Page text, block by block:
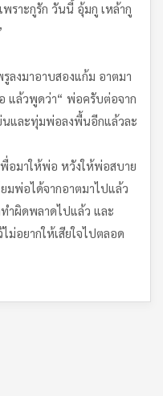
ราะกูรัก วันนี้ อุ้มกู เหล้ากู
กูลงพื้นทำไม”
ลงมาอาบสองแก้ม อาตมา
แล้วพูดว่า“ พ่อครับต่อจาก
และทุ่มพ่อลงพื้นอีกแล้วละ
อมาให้พ่อ หวังให้พ่อสบาย
มพ่อได้จากอาตมาไปแล้ว
ำผิดพลาดไปแล้ว และ
ม่อยากให้เสียใจไปตลอด